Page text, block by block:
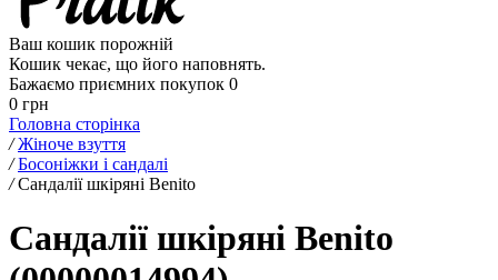
Ваш кошик порожній
Кошик чекає, що його наповнять.
Бажаємо приємних покупок 0
0 грн
Головна сторінка
/ Жіноче взуття
/ Босоніжки і сандалі
/ Сандалії шкіряні Benito
Сандалії шкіряні Benito